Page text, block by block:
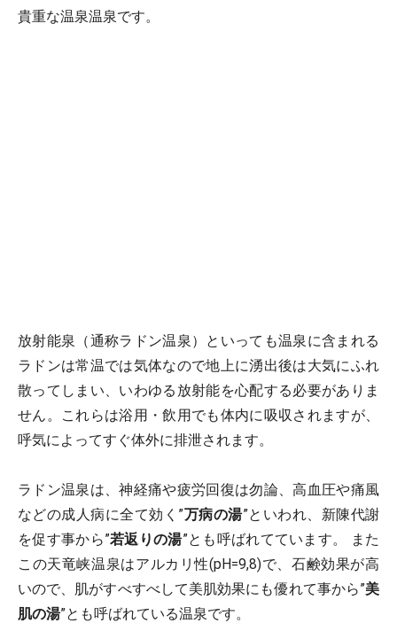
貴重な温泉温泉です。
放射能泉（通称ラドン温泉）といっても温泉に含まれる
ラドンは常温では気体なので地上に湧出後は大気にふれ
散ってしまい、いわゆる放射能を心配する必要がありま
せん。これらは浴用・飲用でも体内に吸収されますが、
呼気によってすぐ体外に排泄されます。
ラドン温泉は、神経痛や疲労回復は勿論、高血圧や痛風
などの成人病に全て効く”万病の湯”といわれ、新陳代謝
を促す事から”若返りの湯”とも呼ばれてています。 また
この天竜峡温泉はアルカリ性(pH=9,8)で、石鹸効果が高
いので、肌がすべすべして美肌効果にも優れて事から”美
肌の湯”とも呼ばれている温泉です。